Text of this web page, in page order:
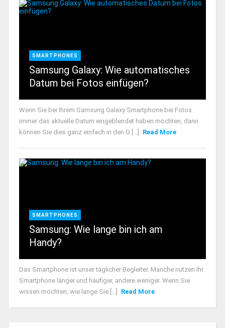
SMARTPHONES
Samsung Galaxy: Wie automatisches
Datum bei Fotos einfügen?
Wenn Sie bei Ihrem Samsung Galaxy Smartphone bei Fotos
immer das aktuelle Datum eingeblendet haben möchten, dann
können Sie dies ganz einfach in den G [...]
Read More
SMARTPHONES
Samsung: Wie lange bin ich am
Handy?
Das Smartphone ist unser täglicher Begleiter. Manche nutzen Ihr
Smartphone länger und häufiger, andere weniger. Wenn Sie
wissen möchten, wie lange Sie [...]
Read More